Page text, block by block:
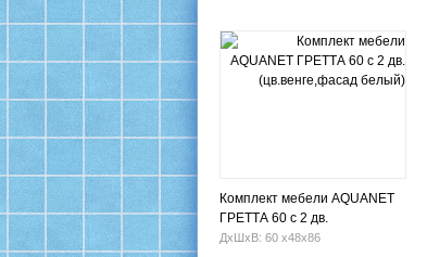
Комплект мебели AQUANET
ГРЕТТА 60 с 2 дв.
(цв.венге,фасад белый)
ДхШхВ: 60 х48х86